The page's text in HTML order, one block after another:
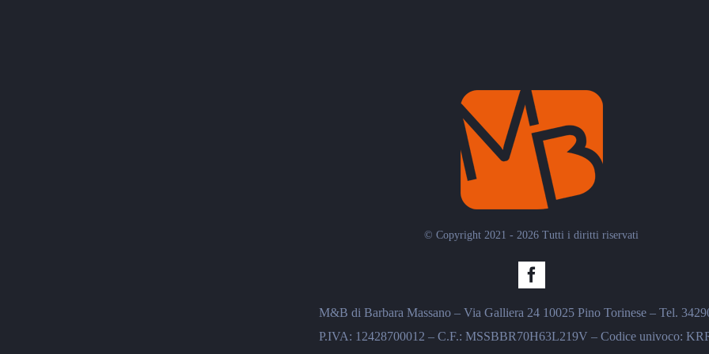
© Copyright 2021 - 2026 Tutti i diritti riservati
M&B di Barbara Massano – Via Galliera 24 10025 Pino Torinese – Tel.
P.IVA: 12428700012 – C.F.: MSSBBR70H63L219V – Codice univoco: